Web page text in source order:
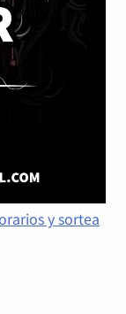
y sortea